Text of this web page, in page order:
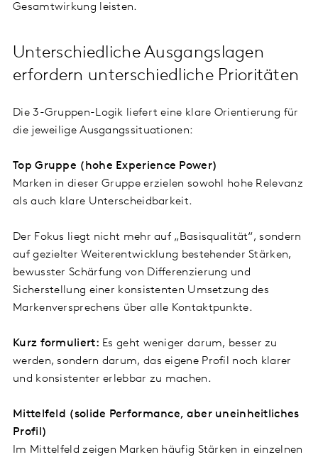
Gesamtwirkung leisten.
Unterschiedliche Ausgangslagen
erfordern unterschiedliche Prioritäten
Die 3-Gruppen-Logik liefert eine klare Orientierung für
die jeweilige Ausgangssituationen:
Top Gruppe (hohe Experience Power)
Marken in dieser Gruppe erzielen sowohl hohe Relevanz
als auch klare Unterscheidbarkeit.
Der Fokus liegt nicht mehr auf „Basisqualität“, sondern
auf gezielter Weiterentwicklung bestehender Stärken,
bewusster Schärfung von Differenzierung und
Sicherstellung einer konsistenten Umsetzung des
Markenversprechens über alle Kontaktpunkte.
Kurz formuliert: Es geht weniger darum, besser zu
werden, sondern darum, das eigene Profil noch klarer
und konsistenter erlebbar zu machen.
Mittelfeld (solide Performance, aber uneinheitliches
Profil)
Im Mittelfeld zeigen Marken häufig Stärken in einzelnen